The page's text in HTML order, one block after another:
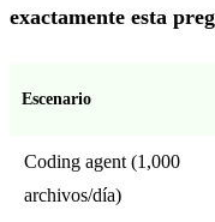
exactamente esta
Escenario
Coding agent (1,000
archivos/día)